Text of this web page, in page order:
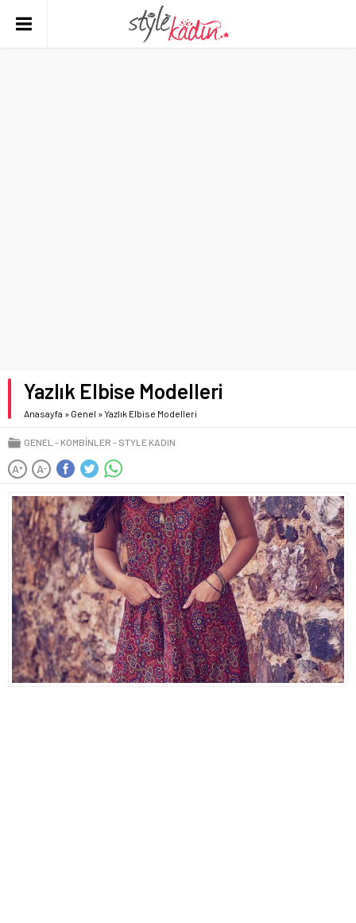
Yazlık Elbise Modelleri
Anasayfa » Genel »Yazlık Elbise Modelleri
GENEL KOMBINLER STYLE KADIN
A+ A-